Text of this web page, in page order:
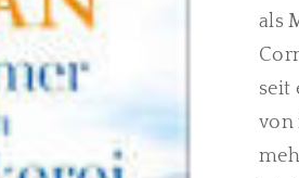
als
seit
von